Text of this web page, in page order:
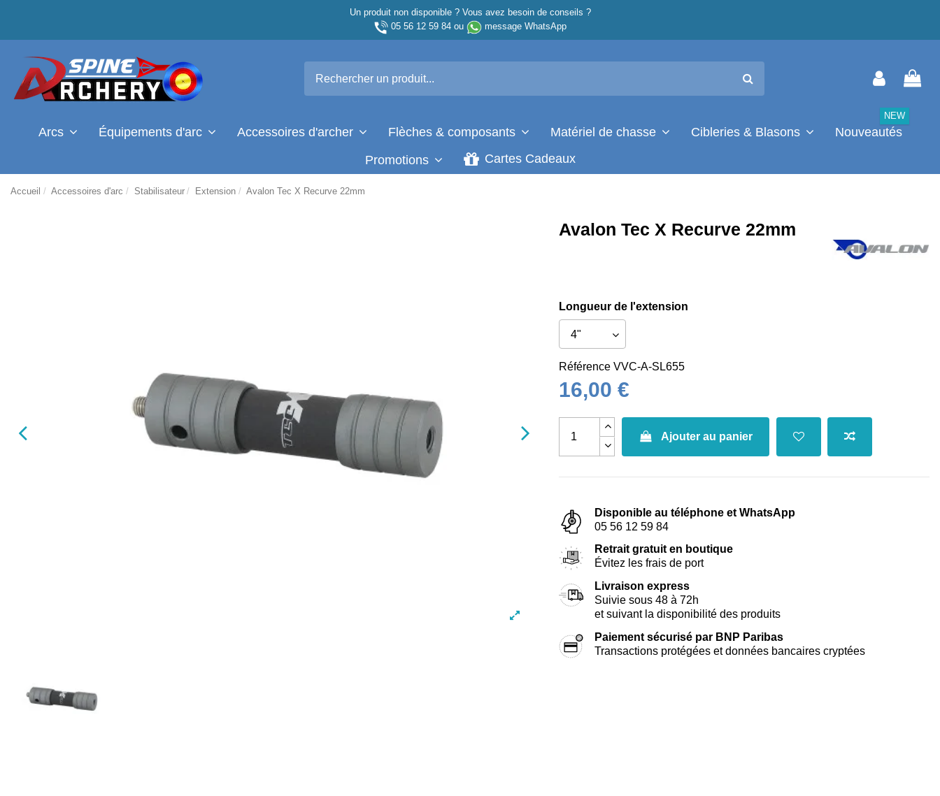
Un produit non disponible ? Vous avez besoin de conseils ?
05 56 12 59 84ou message WhatsApp
Arcs Équipements d'arc Accessoires d'archer Flèches & composants Matériel de chasse Cibleries & Blasons Nouveautés
NEW
Promotions Cartes Cadeaux
Accueil Accessoires d'arc Stabilisateur Extension Avalon Tec X Recurve 22mm
Avalon Tec X Recurve 22mm
Longueur de l'extension
Référence VVC-A-SL655
16,00 €
Ajouter au panier
Disponible au téléphone et WhatsApp
05 56 12 59 84
Retrait gratuit en boutique
Évitez les frais de port
Livraison express
Suivie sous 48 à 72h
et suivant la disponibilité des produits
Paiement sécurisé par BNP Paribas
Transactions protégées et données bancaires cryptées